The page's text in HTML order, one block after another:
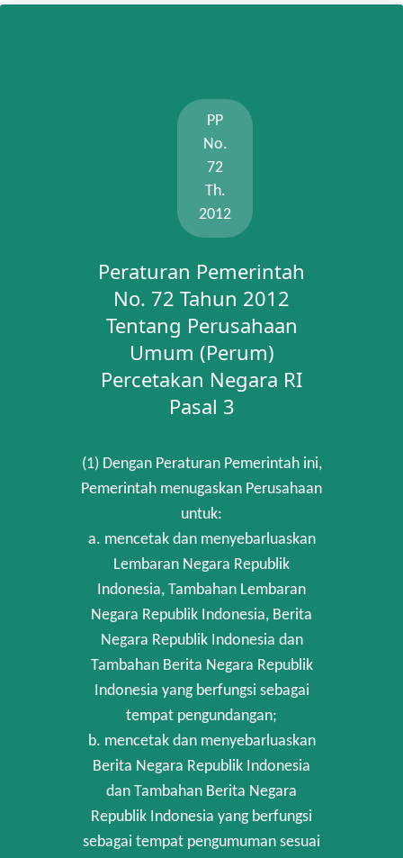
PP
No.
72
Th.
2012
Peraturan Pemerintah
No. 72 Tahun 2012
Tentang Perusahaan
Umum (Perum)
Percetakan Negara RI
Pasal 3
(1) Dengan Peraturan Pemerintah ini,
Pemerintah menugaskan Perusahaan
untuk:
a. mencetak dan menyebarluaskan
Lembaran Negara Republik
Indonesia, Tambahan Lembaran
Negara Republik Indonesia, Berita
Negara Republik Indonesia dan
Tambahan Berita Negara Republik
Indonesia yang berfungsi sebagai
tempat pengundangan;
b. mencetak dan menyebarluaskan
Berita Negara Republik Indonesia
dan Tambahan Berita Negara
Republik Indonesia yang berfungsi
sebagai tempat pengumuman sesuai